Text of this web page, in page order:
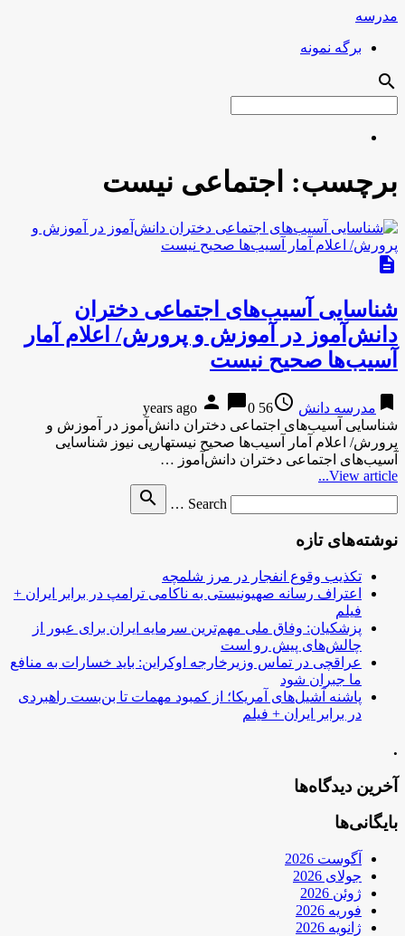
مدرسه
برگه نمونه
search
برچسب: اجتماعی نیست
description
شناسایی آسیب‌های اجتماعی دختران
دانش‌آموز در آموزش و پرورش/ اعلام آمار
آسیب‌ها صحیح نیست
bookmark مدرسه دانش access_time
56 years ago
person chat_bubble0
شناسایی آسیب‌های اجتماعی دختران دانش‌آموز در آموزش و
پرورش/ اعلام آمار آسیب‌ها صحیح نیستهارپی نیوز شناسایی
آسیب‌های اجتماعی دختران دانش‌آموز …
View article...
Search …
search
نوشته‌های تازه
تکذیب وقوع انفجار در مرز شلمچه
اعتراف رسانه صهیونیستی به ناکامی ترامپ در برابر ایران +
فیلم
پزشکیان: وفاق ملی مهم‌ترین سرمایه ایران برای عبور از
چالش‌های پیش رو است
عراقچی در تماس وزیرخارجه اوکراین: باید خسارات به منافع
ما جبران شود
پاشنه آشیل‌های آمریکا؛ از کمبود مهمات تا بن‌بست راهبردی
در برابر ایران + فیلم
.
آخرین دیدگاه‌ها
بایگانی‌ها
آگوست 2026
جولای 2026
ژوئن 2026
فوریه 2026
ژانویه 2026